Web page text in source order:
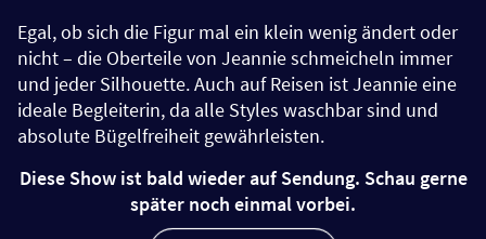
Egal, ob sich die Figur mal ein klein wenig ändert oder
nicht – die Oberteile von Jeannie schmeicheln immer
und jeder Silhouette. Auch auf Reisen ist Jeannie eine
ideale Begleiterin, da alle Styles waschbar sind und
absolute Bügelfreiheit gewährleisten.
Diese Show ist bald wieder auf Sendung. Schau gerne
später noch einmal vorbei.